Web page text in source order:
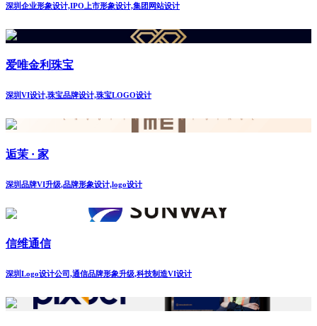
深圳企业形象设计,IPO上市形象设计,集团网站设计
爱唯金利珠宝
深圳VI设计,珠宝品牌设计,珠宝LOGO设计
逅茉 · 家
深圳品牌VI升级,品牌形象设计,logo设计
信维通信
深圳Logo设计公司,通信品牌形象升级,科技制造VI设计